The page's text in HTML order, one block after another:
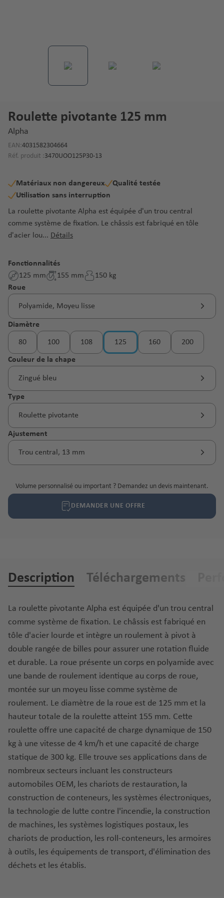
Roulette pivotante 125 mm
Alpha
EAN:4031582304664
Réf. produit :3470UOO125P30-13
Matériaux non dangereux
Qualité testée
Utilisation sans interruption
La roulette pivotante Alpha est équipée d'un trou central
comme système de fixation. Le châssis est fabriqué en tôle
d'acier lou... Détails
Fonctionnalités
125 mm
155 mm
150 kg
Sélectionnez
Roue
Polyamide, Moyeu lisse
Sélectionnez
Diamètre
80 100 108
(Cette option n'est pas disponible pour le
125 160 200
Sélectionnez
Couleur de la chape
Zingué bleu
Sélectionnez
Type
Roulette pivotante
Sélectionnez
Ajustement
Trou central, 13 mm
Volume personnalisé ou important ? Demandez un devis maintenant.
DEMANDER UNE OFFRE
Description Téléchargements
La roulette pivotante Alpha est équipée d'un trou central
comme système de fixation. Le châssis est fabriqué en
tôle d'acier lourde et intègre un roulement à pivot à
double rangée de billes pour assurer une rotation fluide
et durable. La roue présente un corps en polyamide avec
une bande de roulement identique au corps de roue,
montée sur un moyeu lisse comme système de
roulement. Le diamètre de la roue est de 125 mm et la
hauteur totale de la roulette atteint 155 mm. Cette
roulette offre une capacité de charge dynamique de 150
kg à une vitesse de 4 km/h et une capacité de charge
statique de 300 kg. Elle trouve ses applications dans de
nombreux secteurs incluant les constructeurs
automobiles OEM, les chariots de restauration, la
construction de conteneurs, les systèmes électroniques,
la technologie de lutte contre l'incendie, la construction
de machines, les systèmes logistiques postaux, les
chariots de production, les roll-conteneurs, les armoires
à outils, les équipements de transport, d'élimination des
déchets et les établis.